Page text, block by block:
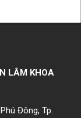
LÂM KHOA
Đông, Tp.